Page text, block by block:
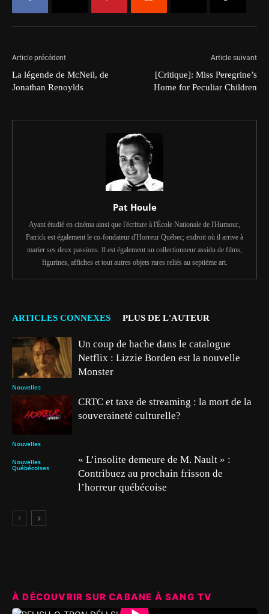
Article précédent
La légende de McNeil, de
Jonathan Renoylds
Article suivant
[Critique]: Miss Peregrine’s
Home for Peculiar Children
Pat Houle
Ayant étudié en cinéma ainsi que l'écriture à l'École Nationale de l'Humour,
Patrick est également le co-fondateur d'Horreur Québec; endroit où il arrive à
marier ses deux passions. Il est également un collectionneur assidu de films,
figurines, affiches et tout autres objets rares reliés au septième art.
ARTICLES CONNEXES PLUS DE L'AUTEUR
Nouvelles
Un coup de hache dans le catalogue
Netflix : Lizzie Borden est la nouvelle
Monster
Nouvelles
CRTC et taxe de streaming : la mort de la
souveraineté culturelle?
Nouvelles
Québécoises
« L’insolite demeure de M. Nault » :
Contribuez au prochain frisson de
l’horreur québécoise
À DÉCOUVRIR SUR CABANE À SANG TV